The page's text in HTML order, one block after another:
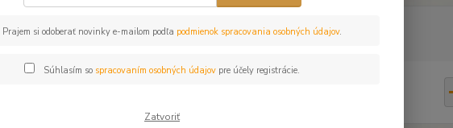
Dostupnosť
Prajem si odoberať novinky e-mailom podľa podmienok spracovania osobných údajov.
Súhlasím so spracovaním osobných údajov pre účely registrácie.
Zatvoriť